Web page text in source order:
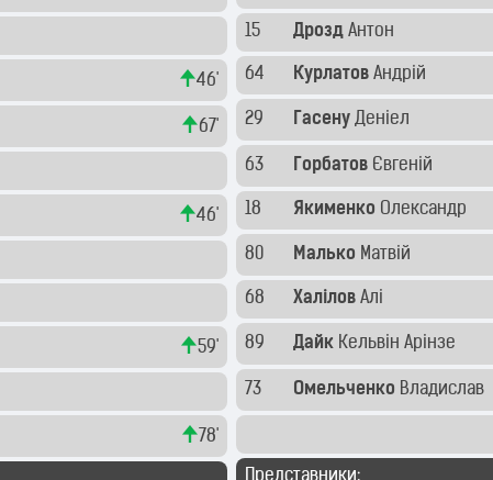
46'
67'
46'
59'
78'
15 Дрозд Антон
64 Курлатов Андрій
29 Гасену Деніел
63 Горбатов Євгеній
18 Якименко Олександр
80 Малько Матвій
68 Халілов Алі
89 Дайк Кельвін Арінзе
73 Омельченко Владислав